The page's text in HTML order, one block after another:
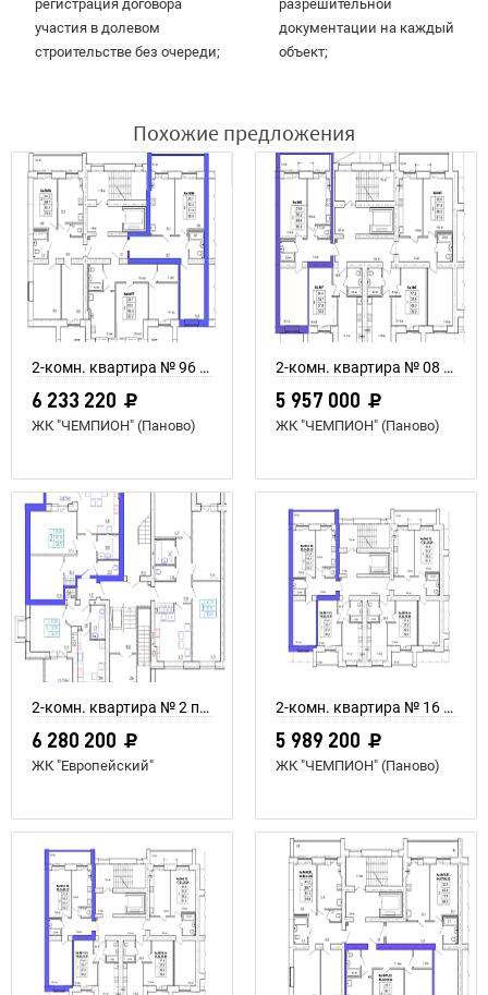
регистрация договора
участия в долевом
строительстве без очереди;
разрешительной
документации на каждый
объект;
Похожие предложения
2-комн. квартира № 96 пл. 71,4 м²
6 233 220
ЖК "ЧЕМПИОН" (Паново)
2-комн. квартира № 08 пл. 64,4 м²
5 957 000
ЖК "ЧЕМПИОН" (Паново)
2-комн. квартира № 2 пл. 58,15 м²
6 280 200
ЖК "Европейский"
2-комн. квартира № 16 пл. 64,4 м²
5 989 200
ЖК "ЧЕМПИОН" (Паново)